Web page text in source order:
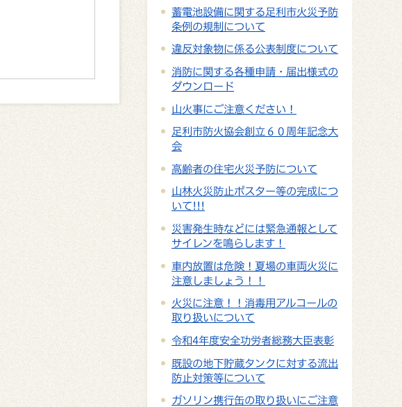
蓄電池設備に関する足利市火災予防
条例の規制について
違反対象物に係る公表制度について
消防に関する各種申請・届出様式の
ダウンロード
山火事にご注意ください！
足利市防火協会創立６０周年記念大
会
高齢者の住宅火災予防について
山林火災防止ポスター等の完成につ
いて!!!
災害発生時などには緊急通報として
サイレンを鳴らします！
車内放置は危険！夏場の車両火災に
注意しましょう！！
火災に注意！！消毒用アルコールの
取り扱いについて
令和4年度安全功労者総務大臣表彰
既設の地下貯蔵タンクに対する流出
防止対策等について
ガソリン携行缶の取り扱いにご注意